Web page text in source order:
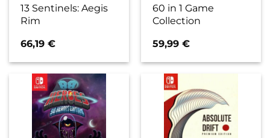
13 Sentinels: Aegis
Rim
66,19€
60 in 1 Game
Collection
59,99€